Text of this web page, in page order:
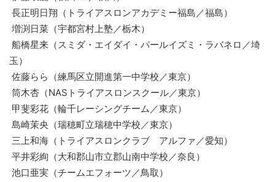
長正明日翔（トライアスロンアカデミー福島／福島）
増渕日菜（宇都宮村上塾／栃木）
船橋星来（スミダ・エイダイ・パールイズミ・ラバネロ／埼
玉）
佐藤らら（練馬区立開進第一中学校／東京）
筒木杏（NASトライアスロンスクール／東京）
甲斐彩花（輪千レーシングチーム／東京）
島崎茉央（瑞穂町立瑞穂中学校／東京）
三上和海（トライアスロンクラブ アルファ／愛知）
平井彩絢（大和郡山市立郡山南中学校／奈良）
池口亜実（チームエフォーツ／鳥取）